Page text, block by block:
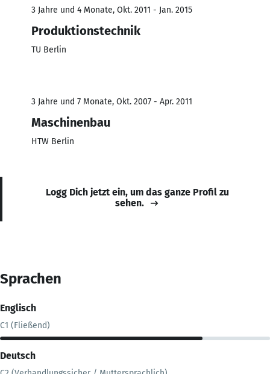
3 Jahre und 4 Monate, Okt. 2011 - Jan. 2015
Produktionstechnik
TU Berlin
3 Jahre und 7 Monate, Okt. 2007 - Apr. 2011
Maschinenbau
HTW Berlin
Logg Dich jetzt ein, um das ganze Profil zu
sehen.
Sprachen
Englisch
C1 (Fließend)
Deutsch